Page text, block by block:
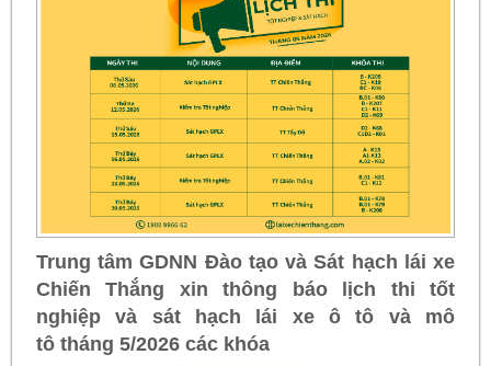
Trung tâm GDNN Đào tạo và Sát hạch lái xe
Chiến Thắng xin thông báo lịch thi tốt
nghiệp và sát hạch lái xe ô tô và mô
tô tháng 5/2026 các khóa